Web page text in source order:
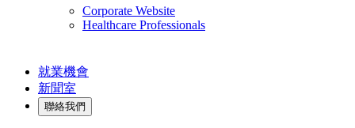
Corporate Website
Healthcare Professionals
就業機會
新聞室
聯絡我們